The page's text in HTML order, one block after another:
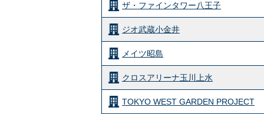
ザ・ファインタワー八王子
ジオ武蔵小金井
メイツ昭島
クロスアリーナ玉川上水
TOKYO WEST GARDEN PROJECT